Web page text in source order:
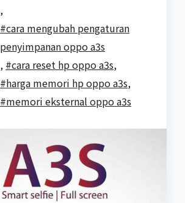
,
#cara mengubah pengaturan
penyimpanan oppo a3s
, #cara reset hp oppo a3s,
#harga memori hp oppo a3s,
#memori eksternal oppo a3s